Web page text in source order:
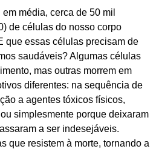
média, cerca de 50 mil
de células do nosso corpo
que essas células precisam de
saudáveis? Algumas células
mas outras morrem em
diferentes: na sequência de
a agentes tóxicos físicos,
simplesmente porque deixaram
a ser indesejáveis.
que resistem à morte, tornando a